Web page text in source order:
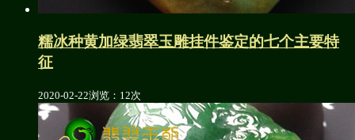
糯冰种黄加绿翡翠玉雕挂件鉴定的七个主要特
征
2020-02-22浏览：12次